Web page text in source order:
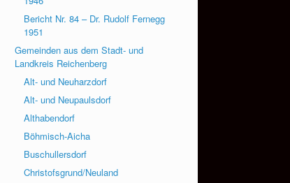
Bericht Nr. 84 – Dr. Rudolf Fernegg
1951
Gemeinden aus dem Stadt- und
Landkreis Reichenberg
Alt- und Neuharzdorf
Alt- und Neupaulsdorf
Althabendorf
Böhmisch-Aicha
Buschullersdorf
Christofsgrund/Neuland